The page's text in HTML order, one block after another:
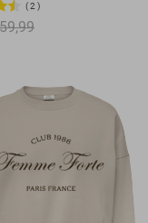
2
59,99